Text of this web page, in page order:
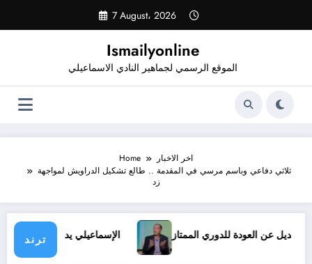
content
7 August، 2026
Ismailyonline
الموقع الرسمي لجماهير النادي الاسماعيلي
Home
اخر الاخبار
ثلاثي دفاعي وباسم مرسي في المقدمة .. طالع تشكيل الدراويش لمواجهة
زد
ترند
الإسماعيلي يدخل ولا بديل عن العودة للدوري الممتاز